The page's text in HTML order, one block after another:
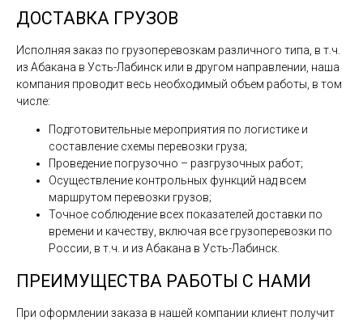
ДОСТАВКА ГРУЗОВ
Исполняя заказ по грузоперевозкам различного типа, в т.ч.
из Абакана в Усть-Лабинск или в другом направлении, наша
компания проводит весь необходимый объем работы, в том
числе:
Подготовительные мероприятия по логистике и
составление схемы перевозки груза;
Проведение погрузочно – разгрузочных работ;
Осуществление контрольных функций над всем
маршрутом перевозки грузов;
Точное соблюдение всех показателей доставки по
времени и качеству, включая все грузоперевозки по
России, в т.ч. и из Абакана в Усть-Лабинск.
ПРЕИМУЩЕСТВА РАБОТЫ С НАМИ
При оформлении заказа в нашей компании клиент получит